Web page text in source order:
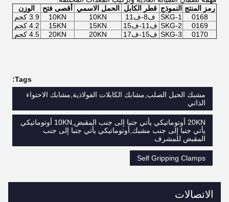
رمز المنتج
النموذج قطر الكابل الحمل الاسمي أقصى فتح
الوزن
0168
SKG-1 ف8-ف11 10KN
10KN
3.9 كجم
0169
SKG-2 ف11-ف15 15KN
15KN
4.2 كجم
0170
SKG-3 ف15-ف17 20KN
20KN 4.5 كجم
Tags:
مشبك الحبل الصلب,مشابك الكابلات الفولاذية,مشابك الاحتواء
الذاتي
20KN أوتوماتيكي يأتي جنبا إلى جنب المقبض,10KN أوتوماتيكي
يأتي جنبا إلى جنب مشبك,أوتوماتيكي يأتي جنبا إلى جنب
المقبض للمشرف
Self Gripping Clamps
الاتصالات